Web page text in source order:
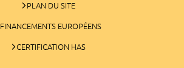
PLAN DU SITE
FINANCEMENTS EUROPÉENS
CERTIFICATION HAS